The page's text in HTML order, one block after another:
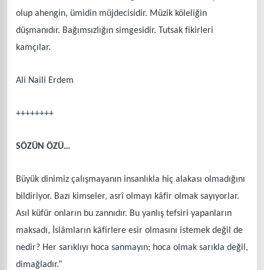
olup ahengin, ümidin müjdecisidir. Müzik köleliğin
düşmanıdır. Bağımsızlığın simgesidir. Tutsak fikirleri
kamçılar.
Ali Naili Erdem
++++++++
SÖZÜN ÖZÜ…
Büyük dinimiz çalışmayanın insanlıkla hiç alakası olmadığını
bildiriyor. Bazı kimseler, asrî olmayı kâfir olmak sayıyorlar.
Asıl küfür onların bu zannıdır. Bu yanlış tefsiri yapanların
maksadı, İslâmların kâfirlere esir olmasını istemek değil de
nedir? Her sarıklıyı hoca sanmayın; hoca olmak sarıkla değil,
dimağladır.”